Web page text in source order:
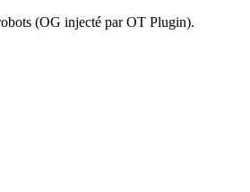
(OG injecté par OT Plugin).